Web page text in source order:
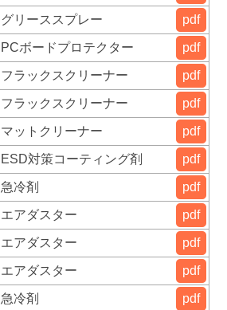
グリーススプレー pdf
PCボードプロテクター pdf
フラックスクリーナー pdf
フラックスクリーナー pdf
マットクリーナー pdf
ESD対策コーティング剤 pdf
急冷剤 pdf
エアダスター pdf
エアダスター pdf
エアダスター pdf
急冷剤 pdf